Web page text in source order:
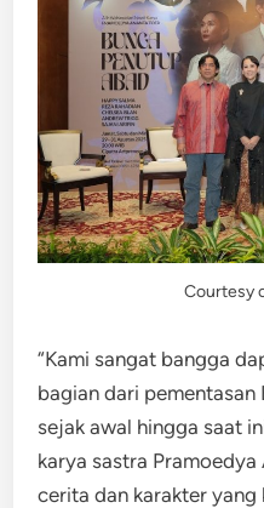
Courtesy
“Kami sangat bangga
bagian dari pementasan
sejak awal hingga saat
karya sastra
cerita dan karakter yang